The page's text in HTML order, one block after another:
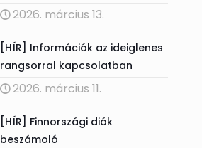
2026. március 13.
[HÍR] Információk az ideiglenes
rangsorral kapcsolatban
2026. március 11.
[HÍR] Finnországi diák
beszámoló